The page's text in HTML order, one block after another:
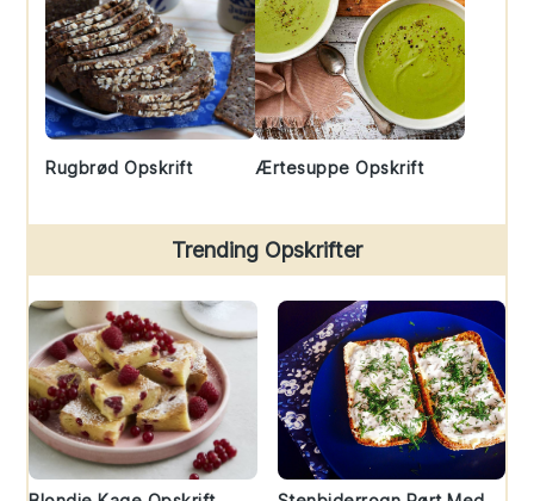
Rugbrød Opskrift Ærtesuppe Opskrift
Trending Opskrifter